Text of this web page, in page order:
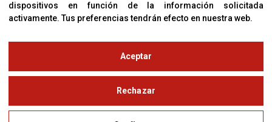
T. (+34) 93 638 38 60
corver@corver.es
© Copyright 2019
dispositivos en función de la información solicitada
activamente.Tus preferencias tendrán efecto en nuestra web.
Rechazar
Aceptar
Aviso Legal